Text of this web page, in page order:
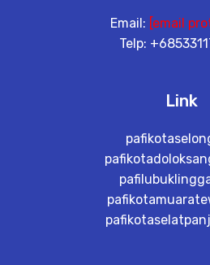
Email: [email
Telp:
Link